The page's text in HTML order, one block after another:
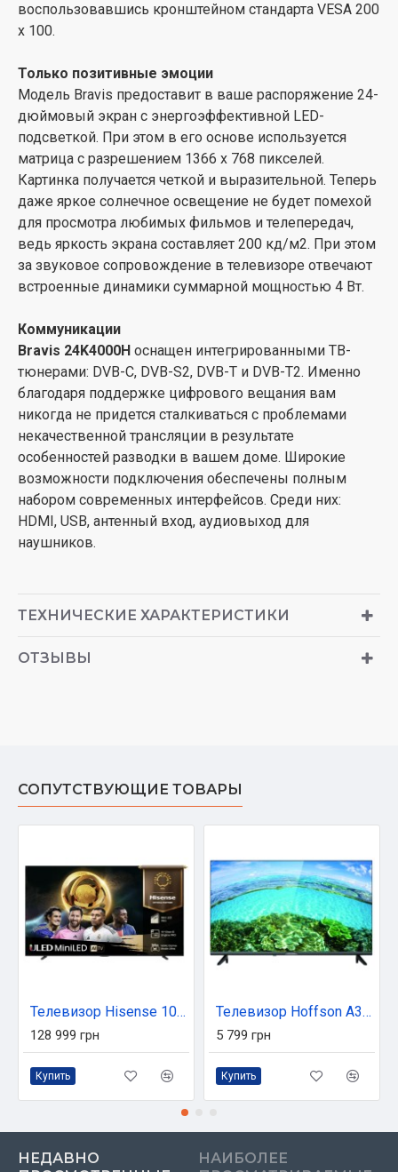
воспользовавшись кронштейном стандарта VESA 200
x 100.
Только позитивные эмоции
Модель Bravis предоставит в ваше распоряжение 24-
дюймовый экран с энергоэффективной LED-
подсветкой. При этом в его основе используется
матрица с разрешением 1366 х 768 пикселей.
Картинка получается четкой и выразительной. Теперь
даже яркое солнечное освещение не будет помехой
для просмотра любимых фильмов и телепередач,
ведь яркость экрана составляет 200 кд/м2. При этом
за звуковое сопровождение в телевизоре отвечают
встроенные динамики суммарной мощностью 4 Вт.
Коммуникации
Bravis 24K4000H оснащен интегрированными ТВ-
тюнерами: DVB-C, DVB-S2, DVB-T и DVB-T2. Именно
благодаря поддержке цифрового вещания вам
никогда не придется сталкиваться с проблемами
некачественной трансляции в результате
особенностей разводки в вашем доме. Широкие
возможности подключения обеспечены полным
набором современных интерфейсов. Среди них:
HDMI, USB, антенный вход, аудиовыход для
наушников.
ТЕХНИЧЕСКИЕ ХАРАКТЕРИСТИКИ
ОТЗЫВЫ
СОПУТСТВУЮЩИЕ ТОВАРЫ
Телевизор Hisense 100U7Q PRO
128 999 грн
Купить
Телевизор Hoffson A32HD500T2SF
5 799 грн
Купить
НЕДАВНО
НАИБОЛЕЕ